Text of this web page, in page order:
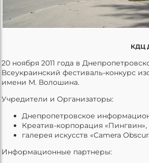
КДЦ
20 ноября 2011 года в
Всеукраинский фестиваль-конкурс
имени М. Волошина.
Учредители и Организаторы:
Днепропетровское
Креатив-корпорация «Пингвин»,
галерея искусств «Camera
Информационные партнеры: